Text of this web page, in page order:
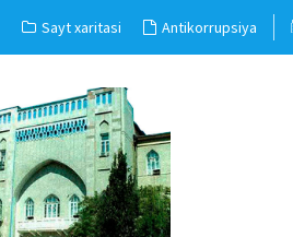
Sayt xaritasi Antikorrupsiya